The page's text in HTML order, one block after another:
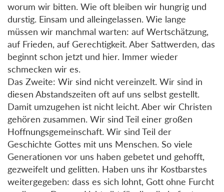
worum wir bitten. Wie oft bleiben wir hungrig und
durstig. Einsam und alleingelassen. Wie lange
müssen wir manchmal warten: auf Wertschätzung,
auf Frieden, auf Gerechtigkeit. Aber Sattwerden, das
beginnt schon jetzt und hier. Immer wieder
schmecken wir es.
Das Zweite: Wir sind nicht vereinzelt. Wir sind in
diesen Abstandszeiten oft auf uns selbst gestellt.
Damit umzugehen ist nicht leicht. Aber wir Christen
gehören zusammen. Wir sind Teil einer großen
Hoffnungsgemeinschaft. Wir sind Teil der
Geschichte Gottes mit uns Menschen. So viele
Generationen vor uns haben gebetet und gehofft,
gezweifelt und gelitten. Haben uns ihr Kostbarstes
weitergegeben: dass es sich lohnt, Gott ohne Furcht